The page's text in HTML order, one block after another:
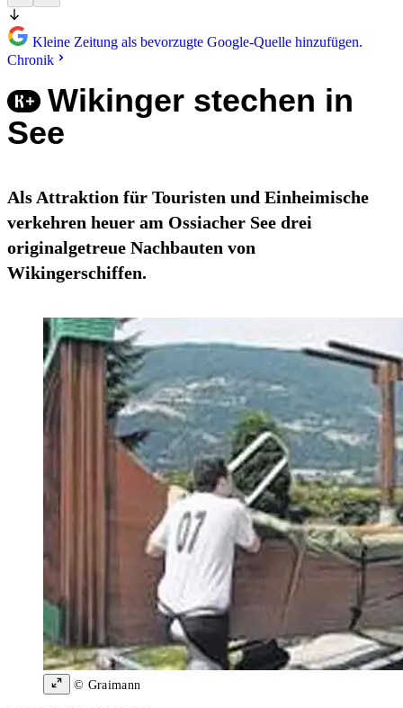
Kleine Zeitung als bevorzugte Google-Quelle hinzufügen.
Chronik
Wikinger stechen in
See
Als Attraktion für Touristen und Einheimische
verkehren heuer am Ossiacher See drei
originalgetreue Nachbauten von
Wikingerschiffen.
© Graimann